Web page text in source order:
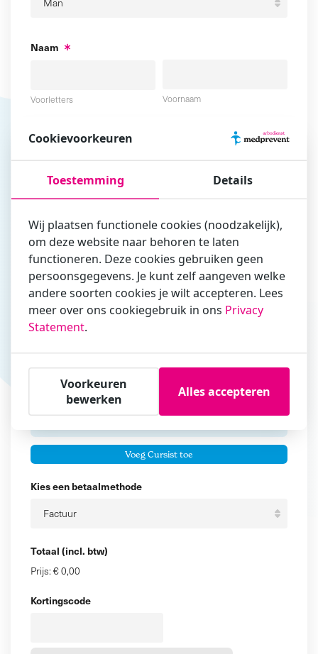
Naam
Voorletters Voornaam
Tussenvoegsel Achternaam
E-mailadres
Vul hier bij voorkeur het e-mailadres in waarmee je
zakelijk/administratief correspondeert
Is de contactpersoon ook een cursist?
Ja
Nee
Cursisten
Voeg cursisten toe
Voornaam
Tussenvoegsel
Voeg Cursist toe
Kies een betaalmethode
Totaal (incl. btw)
Prijs: € 0,00
Kortingscode
Cookievoorkeuren
Toestemming Details
Wij plaatsen functionele cookies (noodzakelijk),
om deze website naar behoren te laten
functioneren. Deze cookies gebruiken geen
persoonsgegevens. Je kunt zelf aangeven welke
andere soorten cookies je wilt accepteren. Lees
meer over ons cookiegebruik in ons Privacy
Statement.
Voorkeuren
bewerken
Alles accepteren